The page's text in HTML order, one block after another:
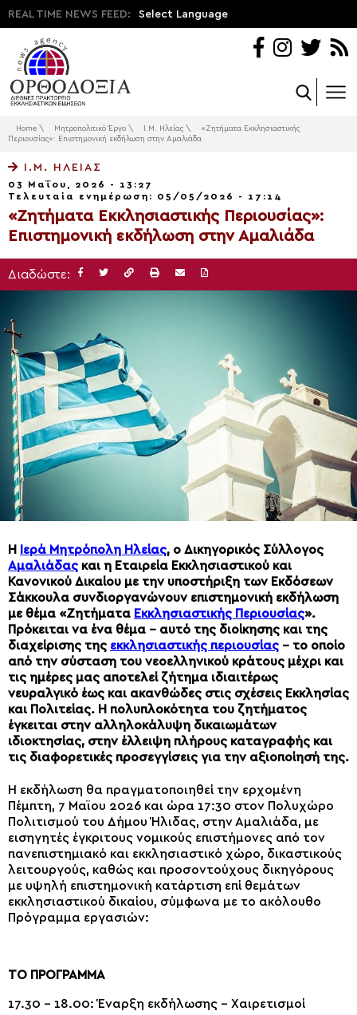
REAL TIME NEWS FEED: Select Language
Home \ Μητροπολιτικό Έργο \ Ι.Μ. Ηλείας \
«Ζητήματα Εκκλησιαστικής
Περιουσίας»: Επιστημονική εκδήλωση στην Αμαλιάδα
Ι.Μ. ΗΛΕΊΑΣ
03 Μαΐου, 2026 - 13:27
Τελευταία ενημέρωση: 05/05/2026 - 17:14
«Ζητήματα Εκκλησιαστικής Περιουσίας»:
Επιστημονική εκδήλωση στην Αμαλιάδα
Διαδώστε:
Η Ιερά Μητρόπολη Ηλείας, ο ∆ικηγορικός Σύλλογος
Αμαλιάδας και η Εταιρεία Εκκλησιαστικού και
Κανονικού ∆ικαίου με την υποστήριξη των Εκδόσεων
Σάκκουλα συνδιοργανώνουν επιστημονική εκδήλωση
με θέμα «Ζητήματα Εκκλησιαστικής Περιουσίας».
Πρόκειται να ένα θέμα – αυτό της διοίκησης και της
διαχείρισης της εκκλησιαστικής περιουσίας – το οποίο
από την σύσταση του νεοελληνικού κράτους μέχρι και
τις ημέρες μας αποτελεί ζήτημα ιδιαιτέρως
νευραλγικό έως και ακανθώδες στις σχέσεις Εκκλησίας
και Πολιτείας. Η πολυπλοκότητα του ζητήματος
έγκειται στην αλληλοκάλυψη δικαιωμάτων
ιδιοκτησίας, στην έλλειψη πλήρους καταγραφής και
τις διαφορετικές προσεγγίσεις για την αξιοποίησή της.
H εκδήλωση θα πραγματοποιηθεί την ερχομένη
Πέμπτη, 7 Μαϊου 2026 και ώρα 17:30 στον Πολυχώρο
Πολιτισμού του ∆ήμου Ήλιδας, στην Αμαλιάδα, με
εισηγητές έγκριτους νομικούς επιστήμονες από τον
πανεπιστημιακό και εκκλησιαστικό χώρο, δικαστικούς
λειτουργούς, καθώς και προσοντούχους δικηγόρους
με υψηλή επιστημονική κατάρτιση επί θεμάτων
εκκλησιαστικού δικαίου, σύμφωνα με το ακόλουθο
Πρόγραμμα εργασιών:
ΤΟ ΠΡΟΓΡΑΜΜΑ
17.30 – 18.00: Έναρξη εκδήλωσης – Χαιρετισμοί